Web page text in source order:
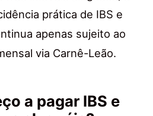
prática de IBS e
apenas sujeito ao
via Carnê-Leão.
a pagar IBS e